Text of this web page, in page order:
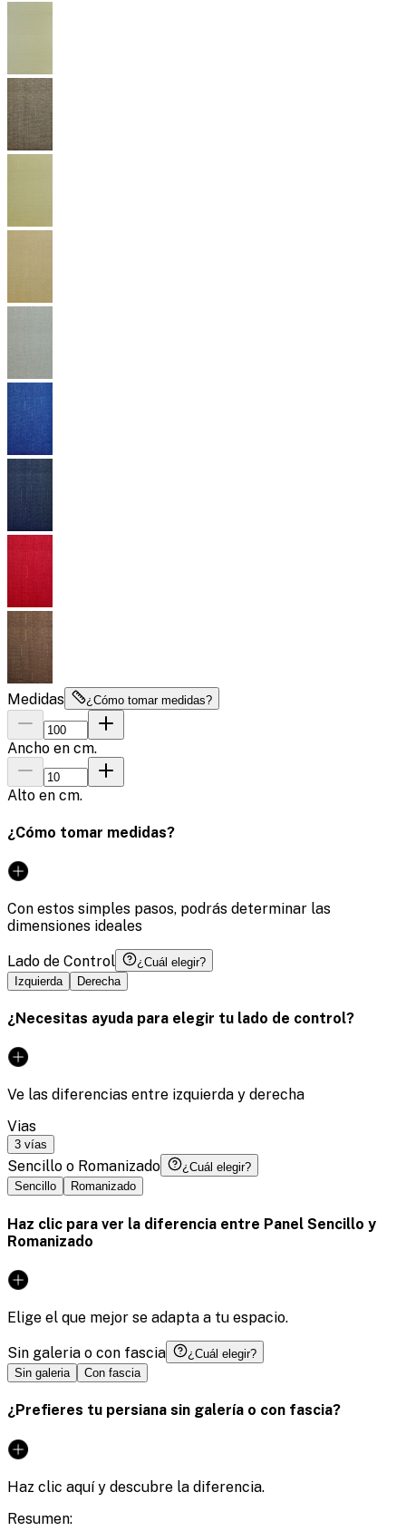
Medidas ¿Cómo tomar medidas?
Ancho en cm.
Alto en cm.
¿Cómo tomar medidas?
Con estos simples pasos, podrás determinar las
dimensiones ideales
Lado de Control
¿Cuál elegir?
Izquierda
Derecha
¿Necesitas ayuda para elegir tu lado de control?
Ve las diferencias entre izquierda y derecha
Vias
3 vías
Sencillo o Romanizado
¿Cuál elegir?
Sencillo
Romanizado
Haz clic para ver la diferencia entre Panel Sencillo y
Romanizado
Elige el que mejor se adapta a tu espacio.
Sin galeria o con fascia
¿Cuál elegir?
Sin galeria
Con fascia
¿Prefieres tu persiana sin galería o con fascia?
Haz clic aquí y descubre la diferencia.
Resumen: